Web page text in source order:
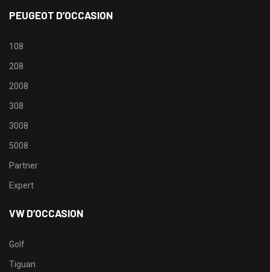
PEUGEOT D’OCCASION
108
208
2008
308
3008
5008
Partner
Expert
VW D’OCCASION
Golf
Tiguan